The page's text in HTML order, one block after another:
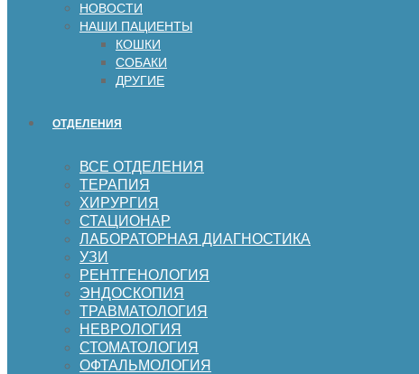
НОВОСТИ
НАШИ ПАЦИЕНТЫ
КОШКИ
СОБАКИ
ДРУГИЕ
ОТДЕЛЕНИЯ
ВСЕ ОТДЕЛЕНИЯ
ТЕРАПИЯ
ХИРУРГИЯ
СТАЦИОНАР
ЛАБОРАТОРНАЯ ДИАГНОСТИКА
УЗИ
РЕНТГЕНОЛОГИЯ
ЭНДОСКОПИЯ
ТРАВМАТОЛОГИЯ
НЕВРОЛОГИЯ
СТОМАТОЛОГИЯ
ОФТАЛЬМОЛОГИЯ